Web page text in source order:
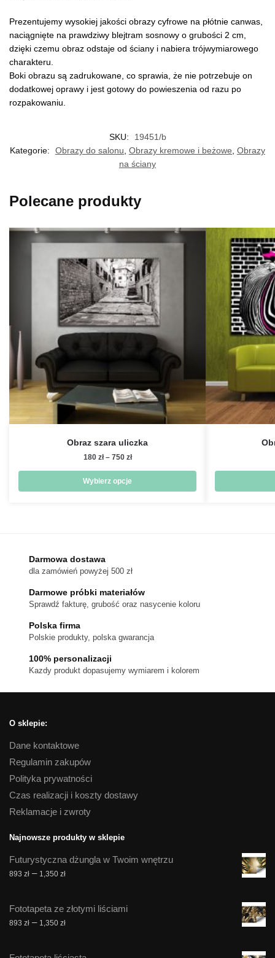
Prezentujemy wysokiej jakości obrazy cyfrowe na płótnie canwas,
naciągnięte na prawdziwy blejtram sosnowy o grubości 2 cm,
dzięki czemu obraz odstaje od ściany i nabiera trójwymiarowego
charakteru.
Boki obrazu są zadrukowane, co sprawia, że nie potrzebuje on
dodatkowej oprawy i jest gotowy do powieszenia od razu po
rozpakowaniu.
SKU:
19451/b
Kategorie:
Obrazy do salonu Obrazy kremowe i beżowe Obrazy
na ściany
Polecane produkty
Obraz szara uliczka
180 zł – 750 złZakres
od
180 zł
Wybierz opcje
Opcje
można
wybrać
stronie
Darmowa dostawa
dla zamówień powyżej 500 zł
Darmowe próbki materiałów
Sprawdź fakturę, grubość oraz nasycenie koloru
Polska firma
Polskie produkty, polska gwarancja
100% personalizacji
Kazdy produkt dopasujemy wymiarem i kolorem
O sklepie:
Dane kontaktowe
Regulamin zakupów
Polityka prywatności
Czas realizacji i koszty dostawy
Reklamacje i zwroty
Najnowsze produkty w sklepie
Futurystyczna dżungla w Twoim wnętrzu
893 zł – 1,350 złZakres
893 zł
do
Fototapeta ze złotymi liściami
893 zł – 1,350 złZakres